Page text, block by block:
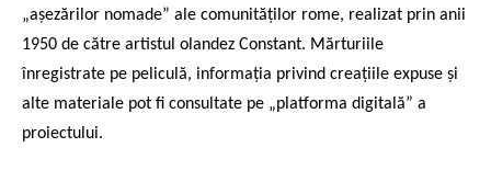
„așezărilor nomade” ale comunităților rome, realizat prin anii
1950 de către artistul olandez Constant. Mărturiile
înregistrate pe peliculă, informația privind creațiile expuse și
alte materiale pot fi consultate pe „platforma digitală” a
proiectului.